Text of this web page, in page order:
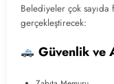
Belediyeler çok sayıda
gerçekleştirecek:
Güvenlik ve